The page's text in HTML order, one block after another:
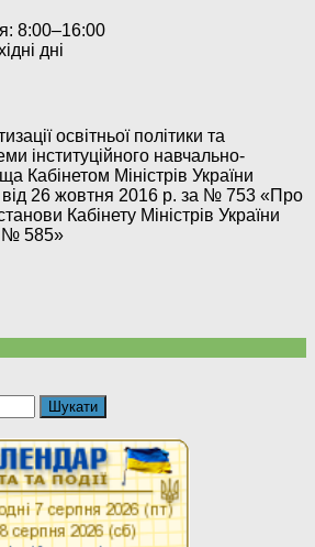
8:00–16:00
дні
освітньої політики та
інституційного навчально-
Кабінетом Міністрів України
від 26 жовтня 2016 р. за № 753 «Про
Кабінету Міністрів України
№ 585»